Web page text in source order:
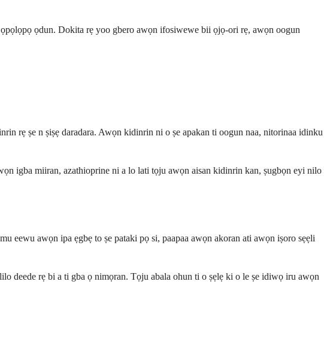
ọdun. Dokita rẹ yoo gbero awọn ifosiwewe bii ọjọ-ori rẹ, awọn oogun
rẹ ṣe n ṣiṣẹ daradara. Awọn kidinrin ni o ṣe apakan ti oogun naa, nitorinaa idinku
igba miiran, azathioprine ni a lo lati tọju awọn aisan kidinrin kan, ṣugbọn eyi nilo
eewu awọn ipa ẹgbẹ to ṣe pataki pọ si, paapaa awọn akoran ati awọn iṣoro sẹẹli
deede rẹ bi a ti gba ọ nimọran. Tọju abala ohun ti o ṣẹlẹ ki o le ṣe idiwọ iru awọn